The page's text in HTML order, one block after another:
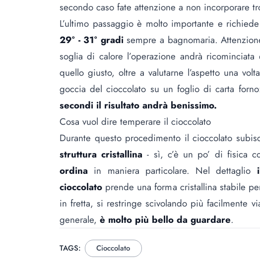
secondo caso fate attenzione a non incorporare
L’ultimo passaggio è molto importante e
29° - 31° gradisempre a bagnomaria.
soglia di calore l’operazione andrà
quello giusto, oltre a valutarne l’aspetto una
goccia del cioccolato su un foglio di carta
secondi il risultato andrà benissimo.
Cosa vuol dire temperare il cioccolato
Durante questo procedimento il cioccolato
struttura cristallina - sì, c’è un po’ di fisica
ordina in maniera particolare. Nel dettaglio
cioccolato prende una forma cristallina stabile
in fretta, si restringe scivolando più facilmente
generale, è molto più bello da guardare.
TAGS: Cioccolato